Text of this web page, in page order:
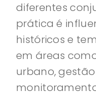
diferentes
prática é
históricos e
em áreas
urbano,